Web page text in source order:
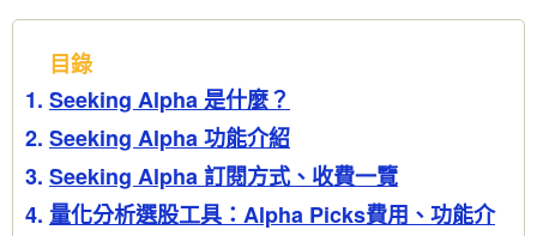
目錄
Seeking Alpha 是什麼？
Seeking Alpha 功能介紹
Seeking Alpha 訂閱方式、收費一覽
量化分析選股工具：Alpha Picks費用、功能介